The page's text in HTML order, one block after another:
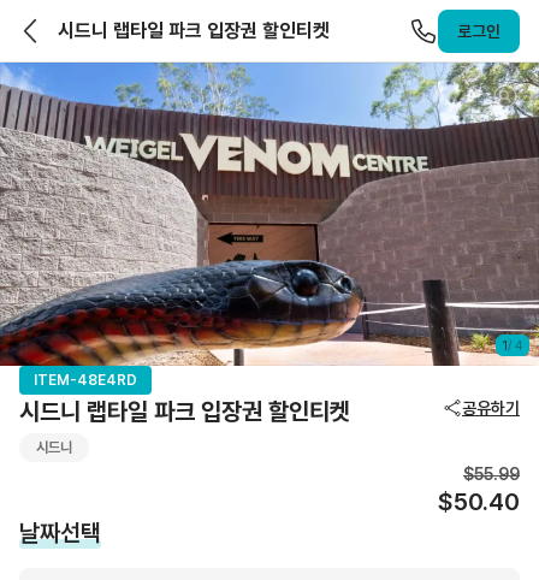
앨라호주 | ELLAHOJU
시드니 랩타일 파크 입장권 할인티켓 로그인
1/ 4
ITEM-48E4RD
시드니 랩타일 파크 입장권 할인티켓 공유하기
시드니
$55.99
$50.40
날짜선택